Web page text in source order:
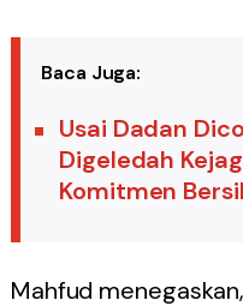
Baca Juga:
Usai Dadan
Digeledah
Komitmen
Mahfud